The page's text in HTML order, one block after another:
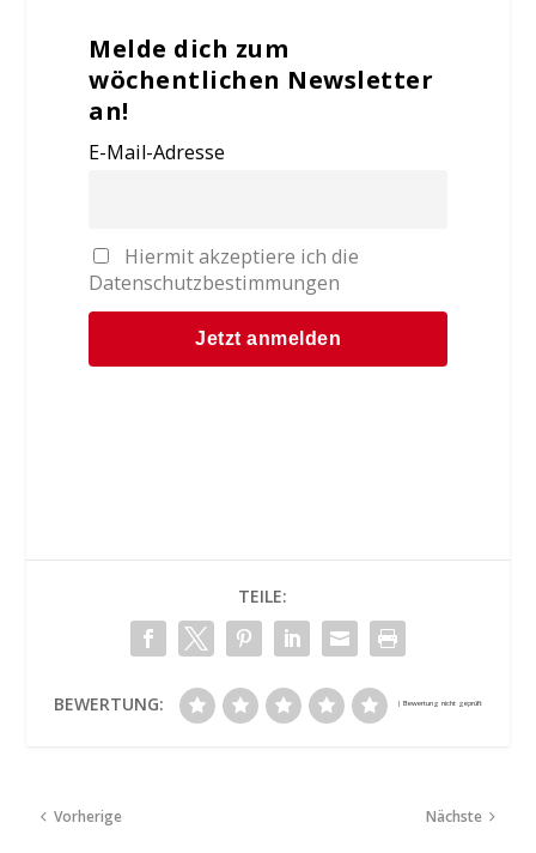
Melde dich zum
wöchentlichen Newsletter
an!
E-Mail-Adresse
Hiermit akzeptiere ich die
Datenschutzbestimmungen
TEILE:
BEWERTUNG:
Vorherige Nächste